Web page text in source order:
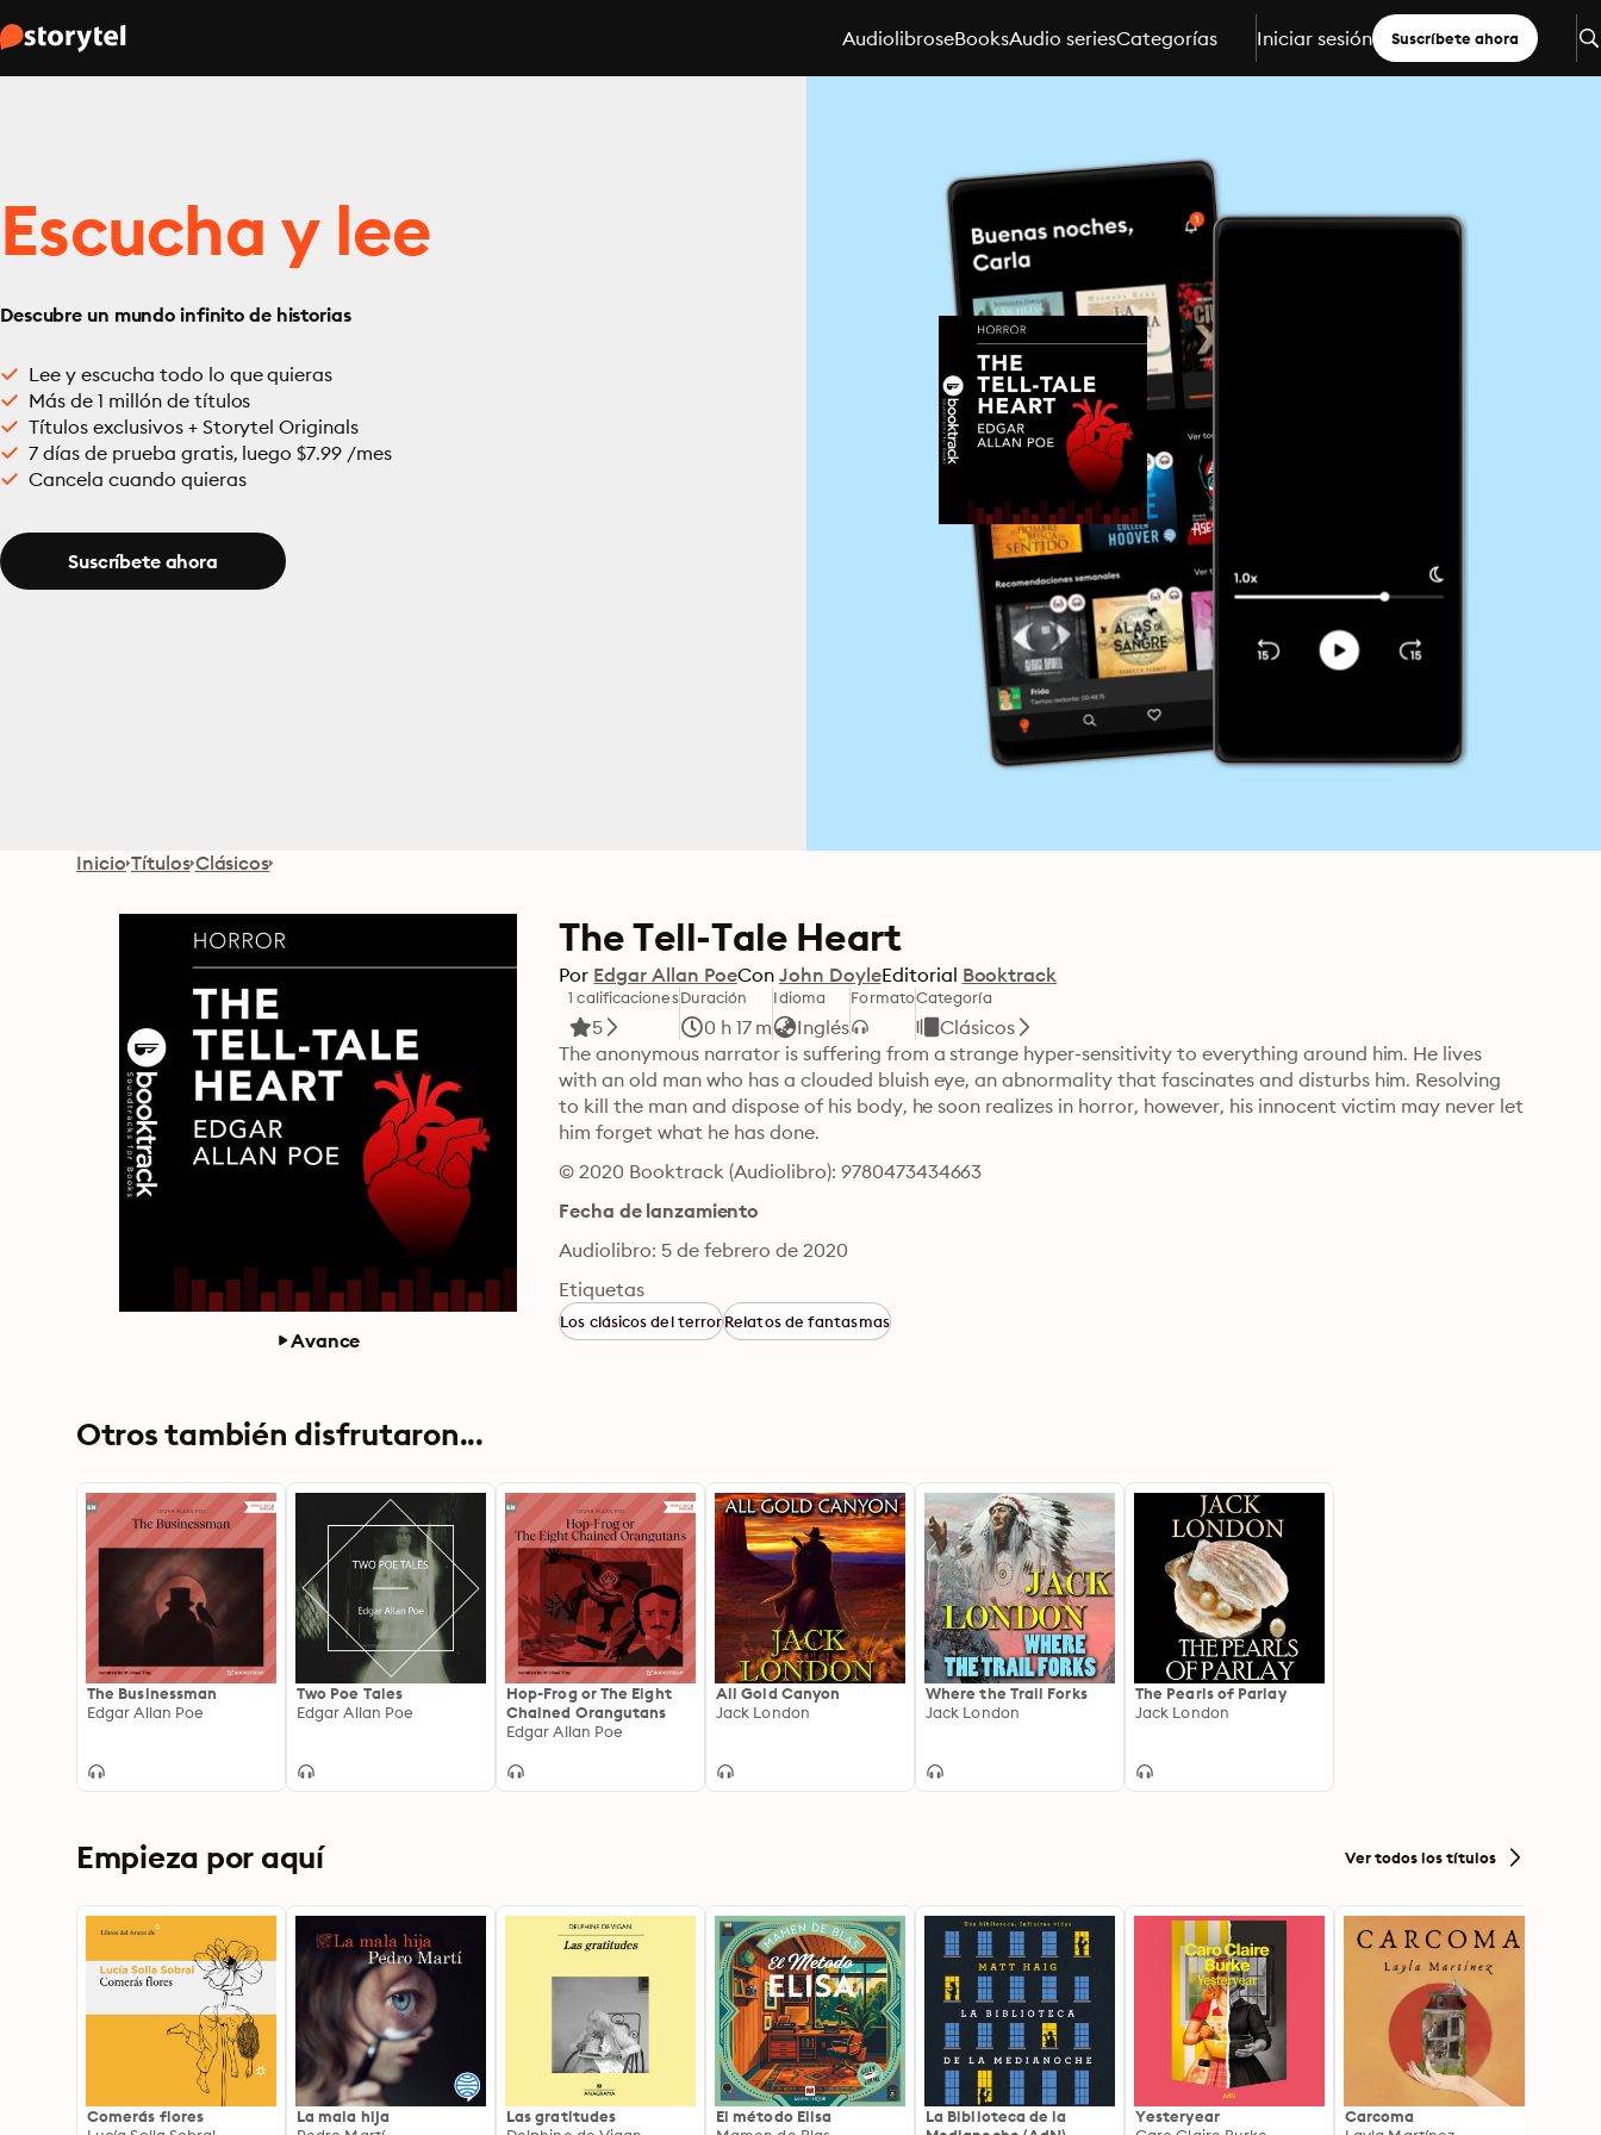
AudiolibroseBooksAudio seriesCategorías Iniciar sesión Suscríbete ahora
Escucha y lee
Descubre un mundo infinito de historias
Lee y escucha todo lo que quieras
Más de 1 millón de títulos
Títulos exclusivos + Storytel Originals
7 días de prueba gratis, luego $7.99 /mes
Cancela cuando quieras
Suscríbete ahora
Inicio Títulos Clásicos
Avance
The Tell-Tale Heart
Por Edgar Allan PoeCon John DoyleEditorial Booktrack
1 calificaciones
5
Duración
0 h 17 m
Idioma
Inglés
FormatoCategoría
Clásicos
The anonymous narrator is suffering from a strange hyper-sensitivity to everything around him. He lives
with an old man who has a clouded bluish eye, an abnormality that fascinates and disturbs him. Resolving
to kill the man and dispose of his body, he soon realizes in horror, however, his innocent victim may never let
him forget what he has done.
© 2020 Booktrack (Audiolibro): 9780473434663
Fecha de lanzamiento
Audiolibro: 5 de febrero de 2020
Etiquetas
Los clásicos del terrorRelatos de fantasmas
Otros también disfrutaron...
The Businessman
Edgar Allan Poe
Two Poe Tales
Edgar Allan Poe
Hop-Frog or The Eight
Chained Orangutans
Edgar Allan Poe
All Gold Canyon
Jack London
Where the Trail Forks
Jack London
The Pearls of Parlay
Jack London
Empieza por aquí Ver todos los títulos
Comerás flores
La mala hija
Las gratitudes
El método Elisa
La Biblioteca de la
Yesteryear
Carcoma